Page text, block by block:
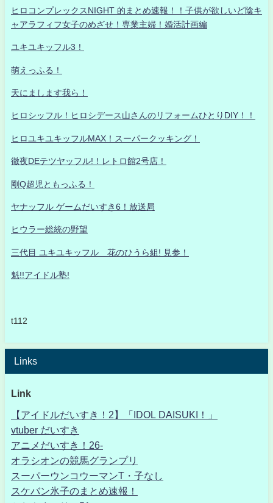
ヒロコンプレックスNIGHT 的まとめ速報！！子供が欲しいど陰キ
ャアラフィフ女子のめざせ！専業主婦！婚活計画編
ユキユキッフル3！
萌えっふる！
天にまします我ら！
ヒロシッフル！ヒロシデース山さんのリフォームひとりDIY！！
ヒロユキユキッフルMAX！スーパークッキング！
徹夜DEテツヤッフル!！レトロ館2号店！
剛Q超児ともっふる！
ヤナッフル ゲームだいすき6！放送局
ヒウラー総統の野望
三代目 ユキユキッフル 花のひうら組! 見参！
魁!!アイドル塾!
t112
Links
Link
【アイドルだいすき！2】「IDOL DAISUKI！」
vtuber だいすき
アニメだいすき！26-
オラシオンの競馬グランプリ
スーパーウンコウーマンT・子なし
スケバン氷子のまとめ速報！